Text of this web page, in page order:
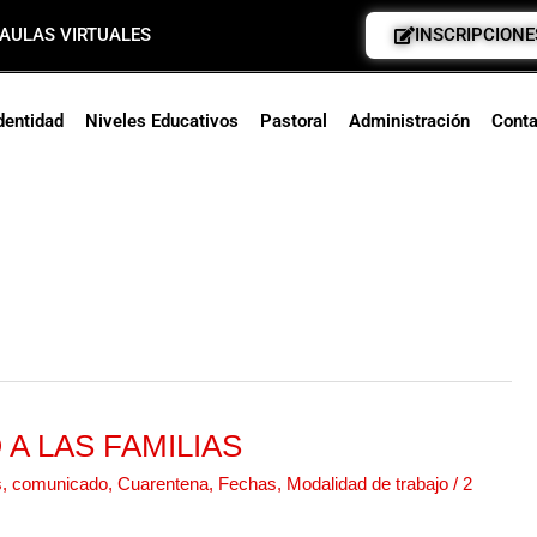
AULAS VIRTUALES
Niveles Educativos Pastoral Administración
LAS FAMILIAS
, comunicado, Cuarentena, Fechas, Modalidad de trabajo / 2